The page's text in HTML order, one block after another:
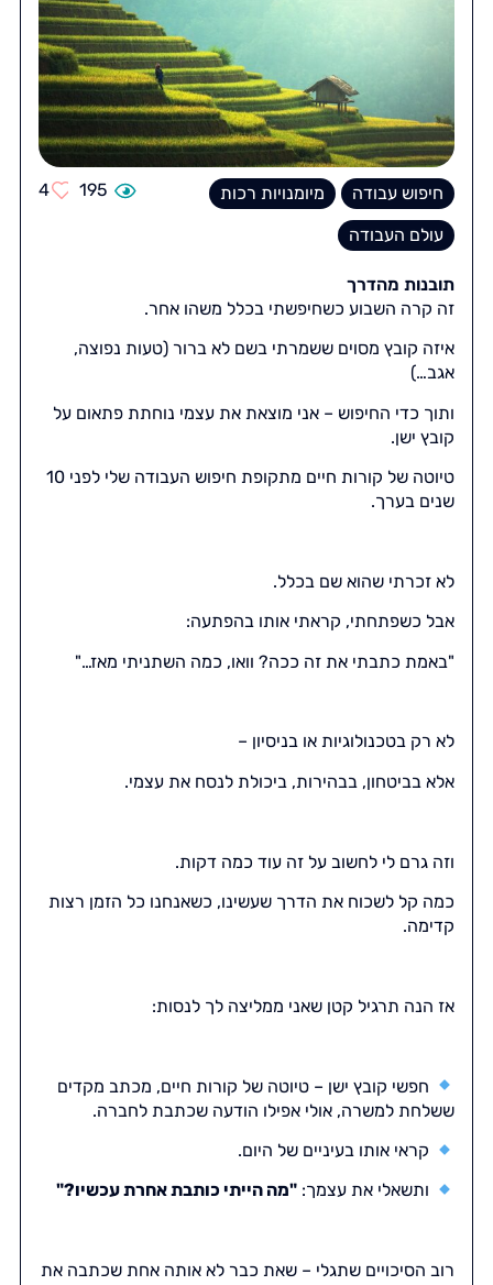
חיפוש עבודה
מיומנויות רכות
עולם העבודה
195
4
תובנות מהדרך
זה קרה השבוע כשחיפשתי בכלל משהו אחר.
איזה קובץ מסוים ששמרתי בשם לא ברור (טעות נפוצה,
אגב…)
ותוך כדי החיפוש – אני מוצאת את עצמי נוחתת פתאום על
קובץ ישן.
טיוטה של קורות חיים מתקופת חיפוש העבודה שלי לפני 10
שנים בערך.
לא זכרתי שהוא שם בכלל.
אבל כשפתחתי, קראתי אותו בהפתעה:
"באמת כתבתי את זה ככה? וואו, כמה השתניתי מאז…"
לא רק בטכנולוגיות או בניסיון –
אלא בביטחון, בבהירות, ביכולת לנסח את עצמי.
וזה גרם לי לחשוב על זה עוד כמה דקות.
כמה קל לשכוח את הדרך שעשינו, כשאנחנו כל הזמן רצות
קדימה.
אז הנה תרגיל קטן שאני ממליצה לך לנסות:
חפשי קובץ ישן – טיוטה של קורות חיים, מכתב מקדים
ששלחת למשרה, אולי אפילו הודעה שכתבת לחברה.
קראי אותו בעיניים של היום.
ותשאלי את עצמך: "מה הייתי כותבת אחרת עכשיו?"
רוב הסיכויים שתגלי – שאת כבר לא אותה אחת שכתבה את